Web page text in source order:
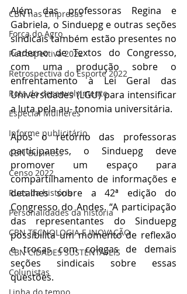
CBN nas Empresas
Força do Agro
Retrospectiva 2022
Retrospectiva do Esporte 2022
Rota do desenvolvimento
Especial Mulheres
Informe publicitário
CBN Business
Censo 2022
Ruas da história
Personalidades da história
CBN TECNOLOGIA E INOVAÇÃO
CBN CIDADES SUSTENTÁVEIS
Colunistas
Além das professoras Regina e
Gabriela, o Sinduepg e outras seções
sindicais também estão presentes no
Caderno de Textos do Congresso,
com uma produção sobre o
enfrentamento à Lei Geral das
Universidades (LGU) para intensificar
a luta pela au- tonomia universitária.
Após o retorno das professoras
participantes, o Sinduepg deve
promover um espaço para
compartilhamento de informações e
detalhes sobre a 42ª edição do
Congresso do Andes. “A participação
das representantes do Sinduepg
possibilita um momento de reflexão
e trocas com colegas de demais
seções sindicais sobre essas
questões.